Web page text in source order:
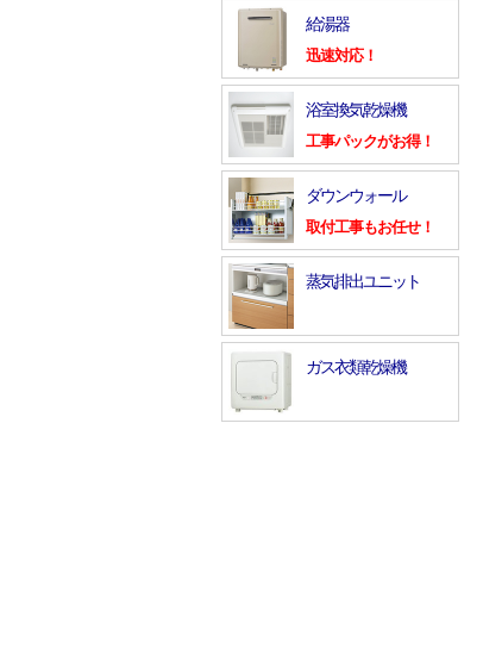
給湯器
迅速対応！
浴室換気乾燥機
工事パックがお得！
ダウンウォール
取付工事もお任せ！
蒸気排出ユニット
ガス衣類乾燥機